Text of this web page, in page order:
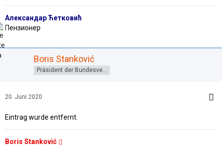
Александар Ћетковић
Пензионер
Boris Stanković
20. Juni 2020
Eintrag wurde entfernt.
Boris Stanković